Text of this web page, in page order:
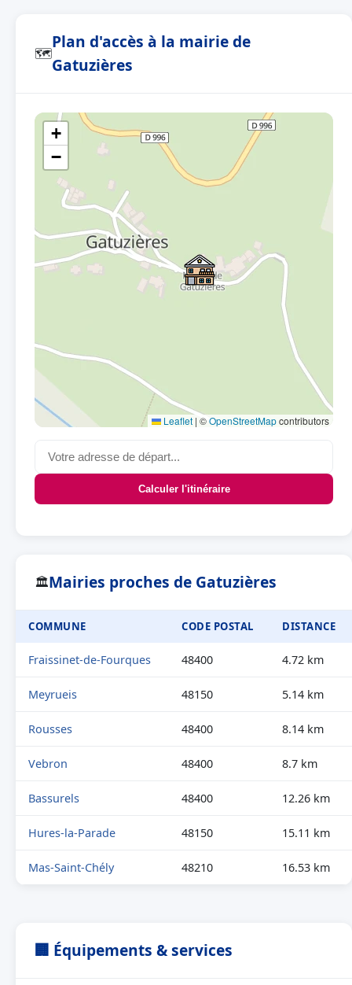
🗺
Plan d'accès à la mairie de
Gatuzières
+
−
Leaflet | ©OpenStreetMapcontributors
Calculer l'itinéraire
🏛Mairies proches de Gatuzières
COMMUNE CODE POSTAL DISTANCE
Fraissinet-de-Fourques 48400 4.72 km
Meyrueis 48150 5.14 km
Rousses 48400 8.14 km
Vebron 48400 8.7 km
Bassurels 48400 12.26 km
Hures-la-Parade 48150 15.11 km
Mas-Saint-Chély 48210 16.53 km
🏢 Équipements & services